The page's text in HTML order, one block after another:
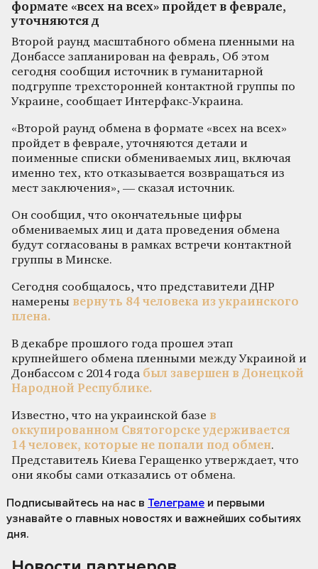
формате «всех на всех» пройдет в феврале,
уточняются д
Второй раунд масштабного обмена пленными на
Донбассе запланирован на февраль, Об этом
сегодня сообщил источник в гуманитарной
подгруппе трехсторонней контактной группы по
Украине, сообщает Интерфакс-Украина.
«Второй раунд обмена в формате «всех на всех»
пройдет в феврале, уточняются детали и
поименные списки обмениваемых лиц, включая
именно тех, кто отказывается возвращаться из
мест заключения», — сказал источник.
Он сообщил, что окончательные цифры
обмениваемых лиц и дата проведения обмена
будут согласованы в рамках встречи контактной
группы в Минске.
Сегодня сообщалось, что представители ДНР
намерены вернуть 84 человека из украинского
плена.
В декабре прошлого года прошел этап
крупнейшего обмена пленными между Украиной и
Донбассом с 2014 года был завершен в Донецкой
Народной Республике.
Известно, что на украинской базе в
оккупированном Святогорске удерживается
14 человек, которые не попали под обмен.
Представитель Киева Геращенко утверждает, что
они якобы сами отказались от обмена.
Подписывайтесь на нас в Телеграме и первыми
узнавайте о главных новостях и важнейших событиях
дня.